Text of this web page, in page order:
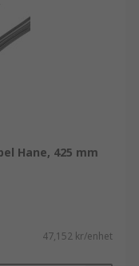
Hane, 425 mm
47,152 kr/enhet